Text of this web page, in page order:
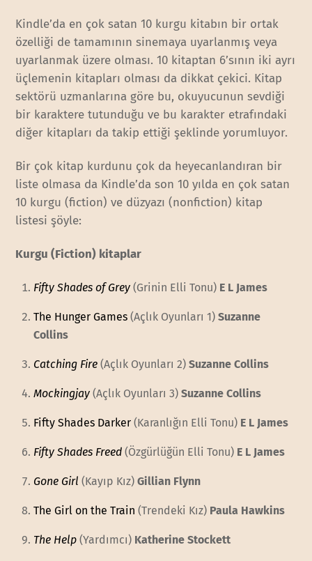
Kindle’da en çok satan 10 kurgu kitabın bir ortak
özelliği de tamamının sinemaya uyarlanmış veya
uyarlanmak üzere olması. 10 kitaptan 6’sının iki ayrı
üçlemenin kitapları olması da dikkat çekici. Kitap
sektörü uzmanlarına göre bu, okuyucunun sevdiği
bir karaktere tutunduğu ve bu karakter etrafındaki
diğer kitapları da takip ettiği şeklinde yorumluyor.
Bir çok kitap kurdunu çok da heyecanlandıran bir
liste olmasa da Kindle’da son 10 yılda en çok satan
10 kurgu (fiction) ve düzyazı (nonfiction) kitap
listesi şöyle:
Kurgu (Fiction) kitaplar
Fifty Shades of Grey (Grinin Elli Tonu) E L James
The Hunger Games (Açlık Oyunları 1) Suzanne
Collins
Catching Fire (Açlık Oyunları 2) Suzanne Collins
Mockingjay (Açlık Oyunları 3) Suzanne Collins
Fifty Shades Darker (Karanlığın Elli Tonu) E L James
Fifty Shades Freed (Özgürlüğün Elli Tonu) E L James
Gone Girl (Kayıp Kız) Gillian Flynn
The Girl on the Train (Trendeki Kız) Paula Hawkins
The Help (Yardımcı) Katherine Stockett